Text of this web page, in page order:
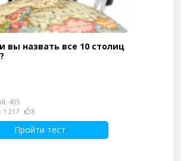
вы назвать все 10 столиц
405
1 217
8
Пройти тест